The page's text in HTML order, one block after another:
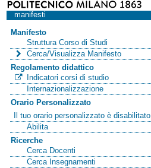
manifesti
Manifesto
Struttura Corso di Studi
Cerca/Visualizza Manifesto
Regolamento didattico
Indicatori corsi di studio
Internazionalizzazione
Orario Personalizzato
Il tuo orario personalizzato è disabilitato
Abilita
Ricerche
Cerca Docenti
Cerca Insegnamenti